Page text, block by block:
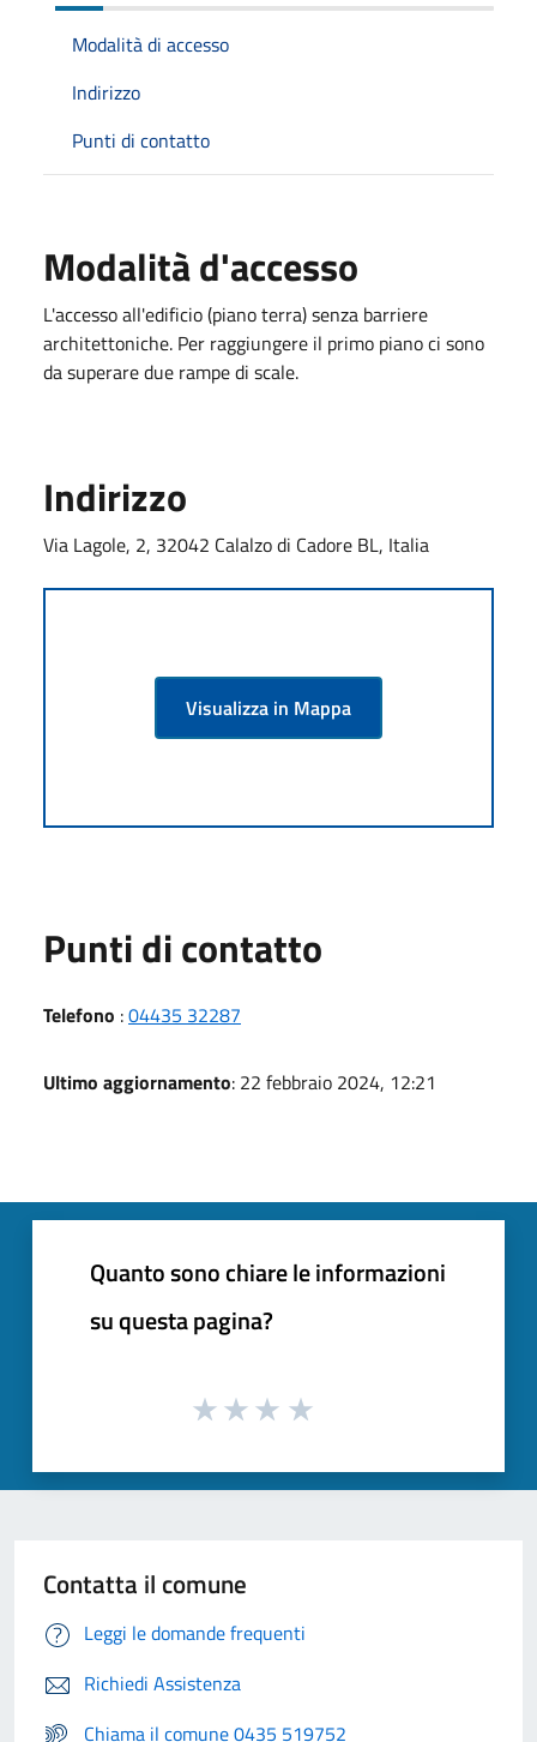
Modalità di accesso
Indirizzo
Punti di contatto
Modalità d'accesso
L'accesso all'edificio (piano terra) senza barriere
architettoniche. Per raggiungere il primo piano ci sono
da superare due rampe di scale.
Indirizzo
Via Lagole, 2, 32042 Calalzo di Cadore BL, Italia
Visualizza in Mappa
Punti di contatto
Telefono :04435 32287
Ultimo aggiornamento: 22 febbraio 2024, 12:21
Quanto sono chiare le informazioni
su questa pagina?
Contatta il comune
Leggi le domande frequenti
Richiedi Assistenza
Chiama il comune 0435 519752